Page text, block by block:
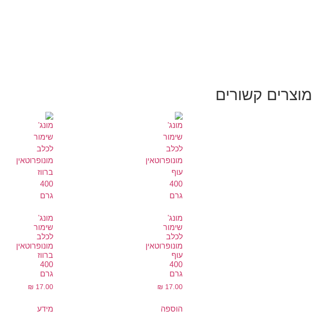
מוצרים קשורים
מונג'
שימור
לכלב
מונופרוטאין
עוף
400
גרם
₪ 17.00
הוספה
מונג'
שימור
לכלב
מונופרוטאין
ברווז
400
גרם
₪ 17.00
מידע